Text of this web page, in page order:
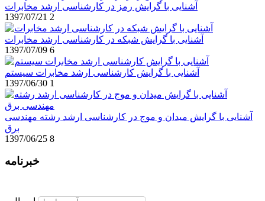
آشنایی با گرایش رمز در کارشناسی ارشد مخابرات
1397/07/21 2
آشنایی با گرایش شبکه در کارشناسی ارشد مخابرات
1397/07/09 6
آشنایی با گرایش کارشناسی ارشد مخابرات سیستم
1397/06/30 1
آشنایی با گرایش میدان و موج در کارشناسی ارشد رشته مهندسی
برق
1397/06/25 8
خبرنامه